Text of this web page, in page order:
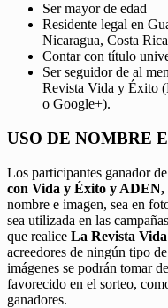
Ser mayor de edad
Residente legal en
Nicaragua, Costa
Contar con título
Ser seguidor de al
Revista Vida y Éxito
o Google+).
USO DE NOMBRE
Los participantes ganador
con Vida y Éxito y ADEN,
nombre e imagen, sea en
sea utilizada en las
que realice La Revista
acreedores de ningún tipo
imágenes se podrán tomar
favorecido en el sorteo,
ganadores.